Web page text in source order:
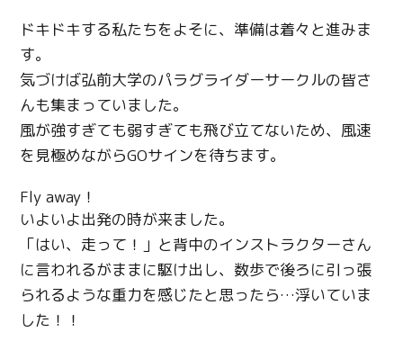
ドキドキする私たちをよそに、準備は着々と進みま
す。
気づけば弘前大学のパラグライダーサークルの皆さ
んも集まっていました。
風が強すぎても弱すぎても飛び立てないため、風速
を見極めながらGOサインを待ちます。
Fly away！
いよいよ出発の時が来ました。
「はい、走って！」と背中のインストラクターさん
に言われるがままに駆け出し、数歩で後ろに引っ張
られるような重力を感じたと思ったら…浮いていま
した！！